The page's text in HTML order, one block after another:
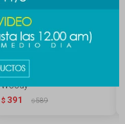
Auriculares Toy Story -
Woody
$ 391 $589